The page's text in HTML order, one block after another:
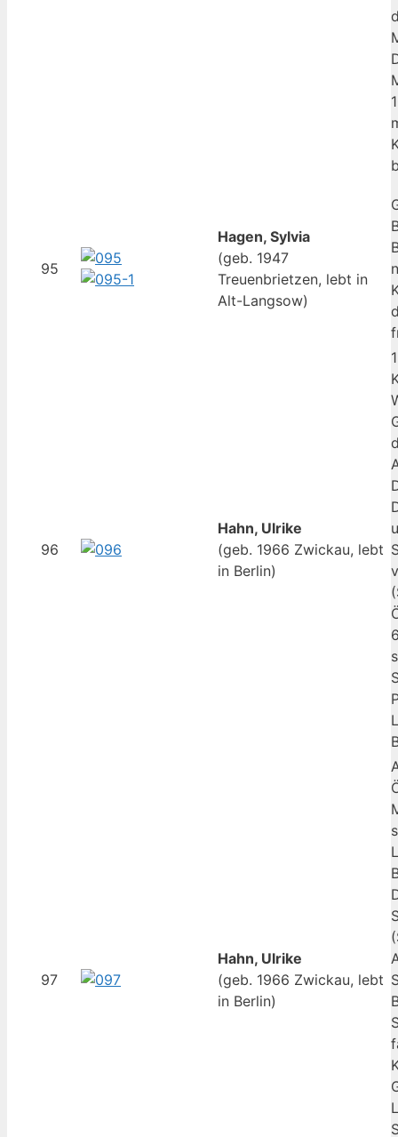
95
Hagen, Sylvia
(geb. 1947
Treuenbrietzen, lebt in
Alt-Langsow)
96
Hahn, Ulrike
(geb. 1966 Zwickau, lebt
in Berlin)
97
Hahn, Ulrike
(geb. 1966 Zwickau, lebt
in Berlin)